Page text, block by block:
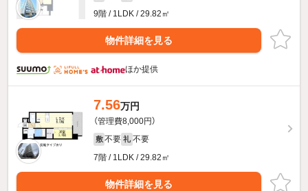
9階 / 1LDK / 29.82㎡
物件詳細を見る
ほか提供
7.56万円
（管理費8,000円）
敷 不要 礼 不要
7階 / 1LDK / 29.82㎡
物件詳細を見る